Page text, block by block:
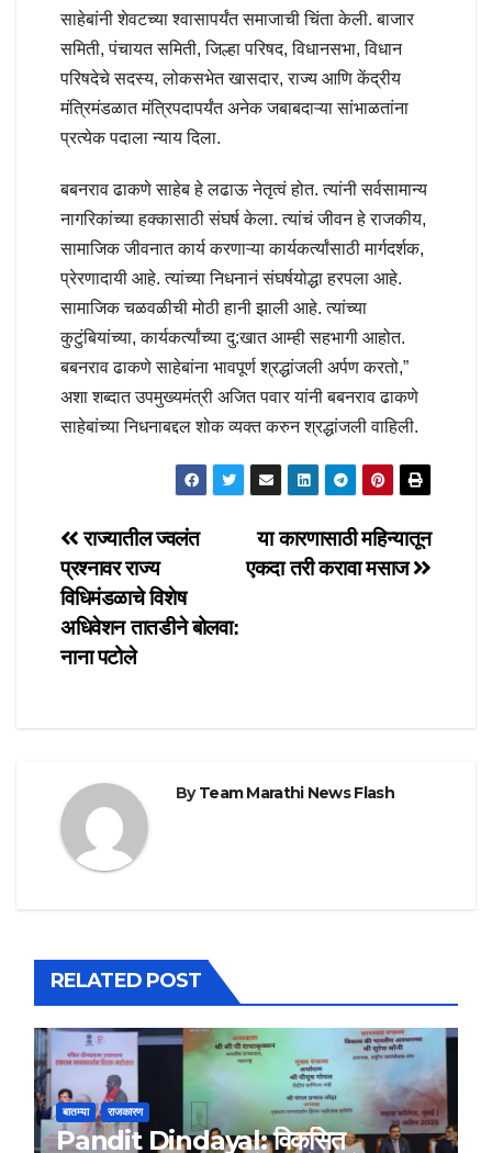
साहेबांनी शेवटच्या श्वासापर्यंत समाजाची चिंता केली. बाजार
समिती, पंचायत समिती, जिल्हा परिषद, विधानसभा, विधान
परिषदेचे सदस्य, लोकसभेत खासदार, राज्य आणि केंद्रीय
मंत्रिमंडळात मंत्रिपदापर्यंत अनेक जबाबदाऱ्या सांभाळतांना
प्रत्येक पदाला न्याय दिला.
बबनराव ढाकणे साहेब हे लढाऊ नेतृत्वं होत. त्यांनी सर्वसामान्य
नागरिकांच्या हक्कासाठी संघर्ष केला. त्यांचं जीवन हे राजकीय,
सामाजिक जीवनात कार्य करणाऱ्या कार्यकर्त्यांसाठी मार्गदर्शक,
प्रेरणादायी आहे. त्यांच्या निधनानं संघर्षयोद्धा हरपला आहे.
सामाजिक चळवळीची मोठी हानी झाली आहे. त्यांच्या
कुटुंबियांच्या, कार्यकर्त्यांच्या दु:खात आम्ही सहभागी आहोत.
बबनराव ढाकणे साहेबांना भावपूर्ण श्रद्धांजली अर्पण करतो,”
अशा शब्दात उपमुख्यमंत्री अजित पवार यांनी बबनराव ढाकणे
साहेबांच्या निधनाबद्दल शोक व्यक्त करुन श्रद्धांजली वाहिली.
Post
navigation
या कारणासाठी महिन्यातून
एकदा तरी करावा मसाज
राज्यातील ज्वलंत
प्रश्नावर राज्य
विधिमंडळाचे विशेष
अधिवेशन तातडीने बोलवा:
नाना पटोले
ByTeam Marathi News Flash
RELATED POST
बातम्या राजकारण
Pandit Dindayal: विकसित